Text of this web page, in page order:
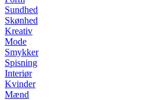
Sundhed
Skønhed
Kreativ
Mode
Smykker
Spisning
Interiør
Kvinder
Mænd